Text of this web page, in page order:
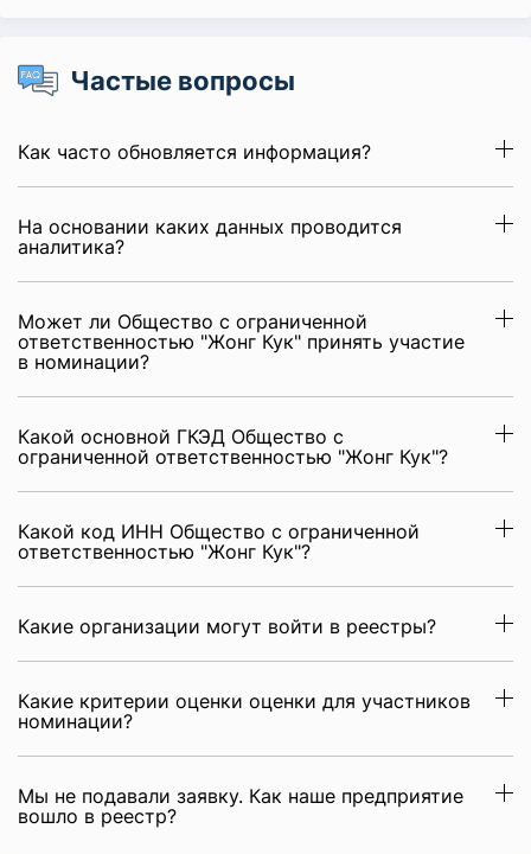
Частые вопросы
Как часто обновляется информация?
На основании каких данных проводится
аналитика?
Может ли Общество с ограниченной
ответственностью "Жонг Кук" принять участие
в номинации?
Какой основной ГКЭД Общество с
ограниченной ответственностью "Жонг Кук"?
Какой код ИНН Общество с ограниченной
ответственностью "Жонг Кук"?
Какие организации могут войти в реестры?
Какие критерии оценки оценки для участников
номинации?
Мы не подавали заявку. Как наше предприятие
вошло в реестр?